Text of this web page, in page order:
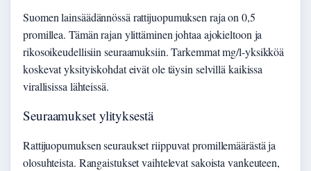
Suomen lainsäädännössä rattijuopumuksen raja on 0,5
promillea. Tämän rajan ylittäminen johtaa ajokieltoon ja
rikosoikeudellisiin seuraamuksiin. Tarkemmat mg/l-yksikköä
koskevat yksityiskohdat eivät ole täysin selvillä kaikissa
virallisissa lähteissä.
Seuraamukset ylityksestä
Rattijuopumuksen seuraukset riippuvat promillemäärästä ja
olosuhteista. Rangaistukset vaihtelevat sakoista vankeuteen,